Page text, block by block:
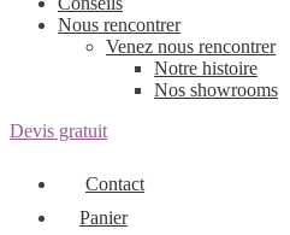
Nous rencontrer
Venez nous rencontrer
Notre histoire
Nos showrooms
Devis gratuit
Contact
Panier